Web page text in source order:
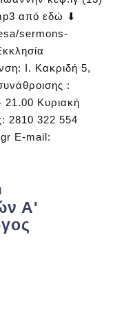
από εδώ ⬇
sermons-
Ι. Κακριδή 5,
:
21.00 Κυριακή
2810 322 554
E-mail:
Α'